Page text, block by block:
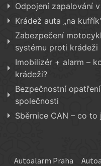
Odpojení zapalování
Krádež auta „na
Zabezpečení
systému proti krádeži
Imobilizér + alarm –
krádeži?
Bezpečnostní
společnosti
Sběrnice CAN – co
Autoalarm Praha